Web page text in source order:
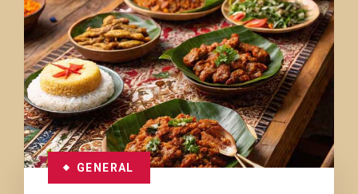
GENERAL